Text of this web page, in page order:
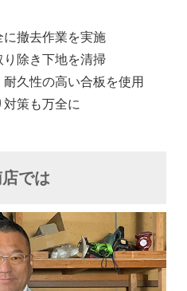
撤去作業を実施
除き下地を清掃
久性の高い合板を使用
策も万全に
では